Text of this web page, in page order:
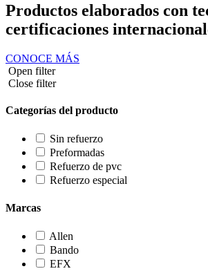
Productos elaborados con
certificaciones
CONOCE MÁS
Open filter
Close filter
Categorías del producto
Sin refuerzo
Preformadas
Refuerzo de pvc
Refuerzo especial
Marcas
Allen
Bando
EFX